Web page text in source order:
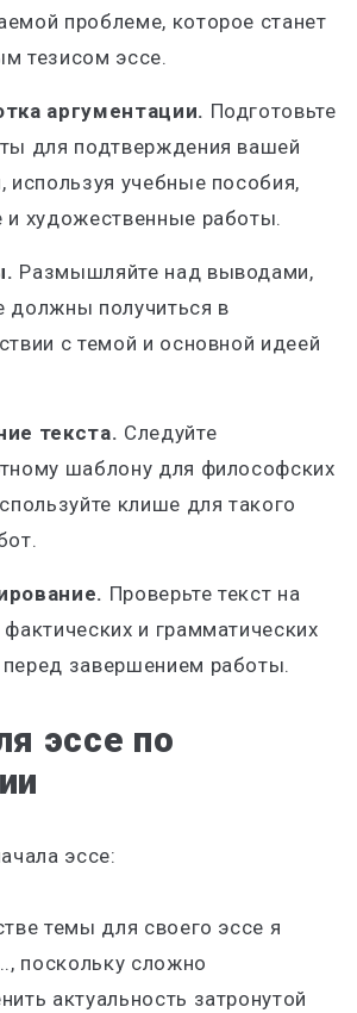
проблеме, которое станет
тезисом эссе.
аргументации. Подготовьте
для подтверждения вашей
используя учебные пособия,
и художественные работы.
Размышляйте над выводами,
должны получиться в
с темой и основной идеей
текста. Следуйте
шаблону для философских
клише для такого
Проверьте текст на
фактических и грамматических
завершением работы.
эссе по
эссе:
темы для своего эссе я
поскольку сложно
актуальность затронутой